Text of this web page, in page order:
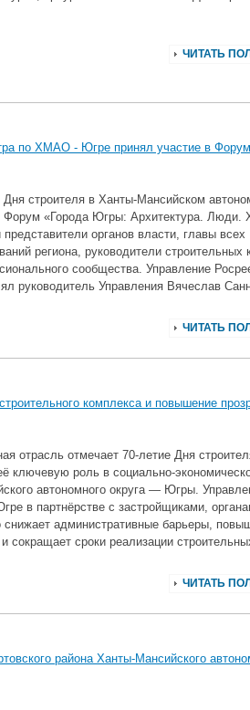
ЧИТАТЬ
по ХМАО - Югре принял участие в
Дня строителя в Ханты‑Мансийском
«Города Югры: Архитектура. Люди.
органов власти, главы всех
региона, руководители строительных
сообщества. Управление
руководитель Управления Вячеслав
ЧИТАТЬ
комплекса и повышение
отрасль отмечает 70‑летие Дня
ключевую роль в
автономного округа — Югры.
в партнёрстве с застройщиками,
административные барьеры,
сокращает сроки реализации
ЧИТАТЬ
района Ханты-Мансийского